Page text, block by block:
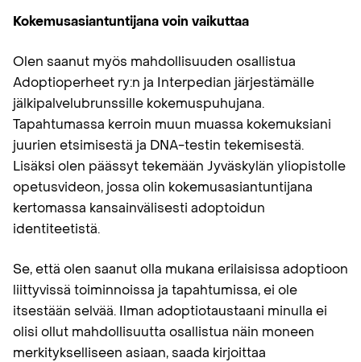
Kokemusasiantuntijana voin vaikuttaa
Olen saanut myös mahdollisuuden osallistua
Adoptioperheet ry:n ja Interpedian järjestämälle
jälkipalvelubrunssille kokemuspuhujana.
Tapahtumassa kerroin muun muassa kokemuksiani
juurien etsimisestä ja DNA-testin tekemisestä.
Lisäksi olen päässyt tekemään Jyväskylän yliopistolle
opetusvideon, jossa olin kokemusasiantuntijana
kertomassa kansainvälisesti adoptoidun
identiteetistä.
Se, että olen saanut olla mukana erilaisissa adoptioon
liittyvissä toiminnoissa ja tapahtumissa, ei ole
itsestään selvää. Ilman adoptiotaustaani minulla ei
olisi ollut mahdollisuutta osallistua näin moneen
merkitykselliseen asiaan, saada kirjoittaa